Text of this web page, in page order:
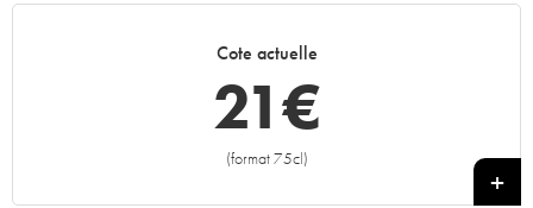
Cote actuelle
21€
(format 75cl)
+